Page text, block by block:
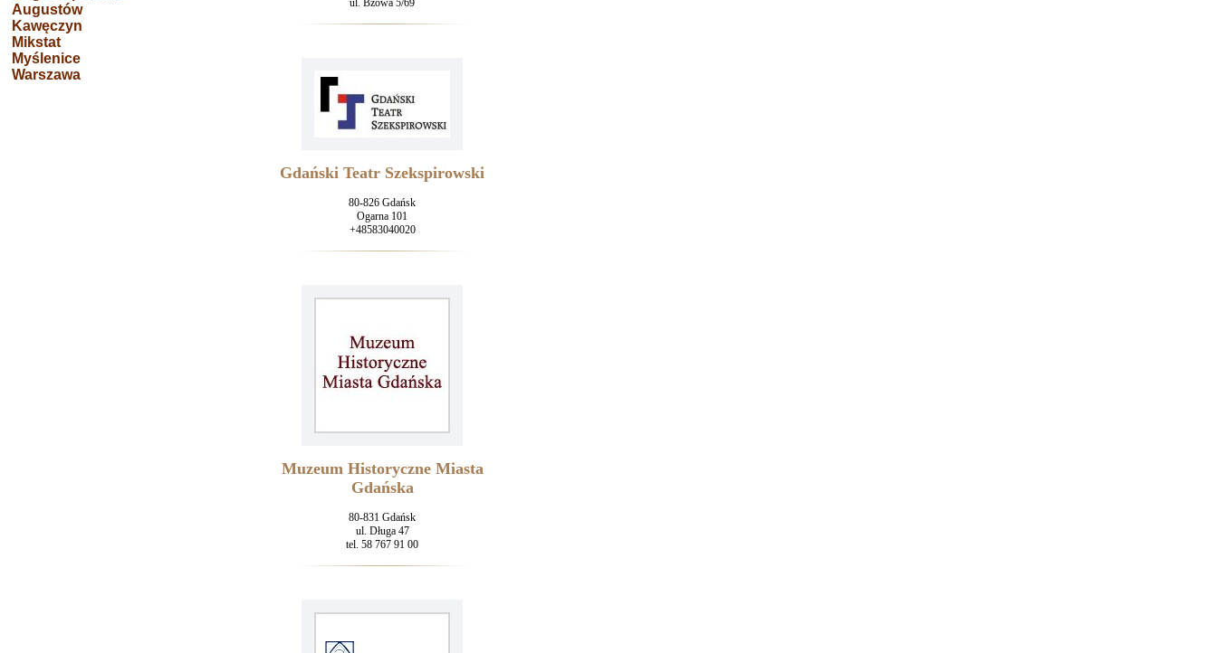
Augustów
Kawęczyn
Mikstat
Myślenice
Warszawa
ul. Bzowa 5/69
Gdański Teatr Szekspirowski
80-826 Gdańsk
Ogarna 101
+48583040020
Muzeum Historyczne Miasta
Gdańska
80-831 Gdańsk
ul. Długa 47
tel. 58 767 91 00